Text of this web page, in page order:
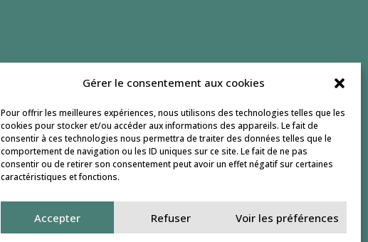
Gérer le consentement aux cookies
Pour offrir les meilleures expériences, nous utilisons des technologies telles que les
cookies pour stocker et/ou accéder aux informations des appareils. Le fait de
consentir à ces technologies nous permettra de traiter des données telles que le
comportement de navigation ou les ID uniques sur ce site. Le fait de ne pas
consentir ou de retirer son consentement peut avoir un effet négatif sur certaines
caractéristiques et fonctions.
Accepter Refuser Voir les préférences